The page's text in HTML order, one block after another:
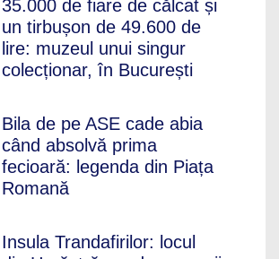
35.000 de fiare de călcat și
un tirbușon de 49.600 de
lire: muzeul unui singur
colecționar, în București
Bila de pe ASE cade abia
când absolvă prima
fecioară: legenda din Piața
Romană
Insula Trandafirilor: locul